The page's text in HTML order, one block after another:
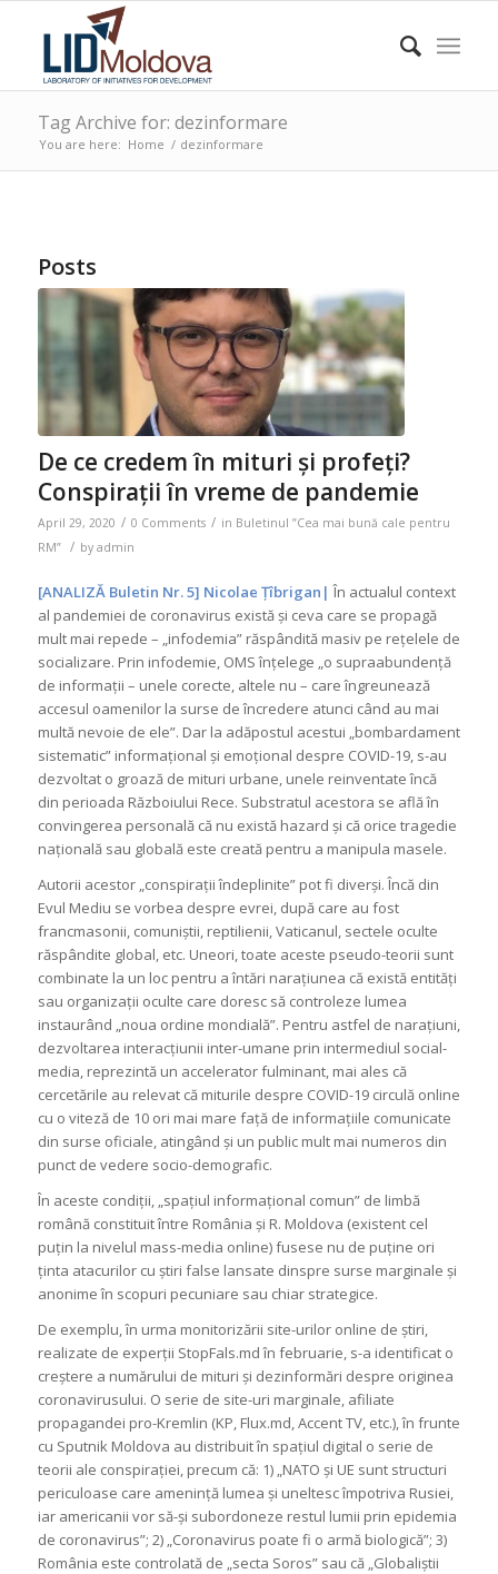
Tag Archive for: dezinformare
You are here: Home / dezinformare
Posts
De ce credem în mituri și profeți?
Conspirații în vreme de pandemie
April 29, 2020 / 0 Comments / in Buletinul ”Cea mai bună cale pentru
RM”
/ by admin
[ANALIZĂ Buletin Nr. 5] Nicolae Țîbrigan| În actualul context
al pandemiei de coronavirus există și ceva care se propagă
mult mai repede – „infodemia” răspândită masiv pe rețelele de
socializare. Prin infodemie, OMS înțelege „o supraabundență
de informații – unele corecte, altele nu – care îngreunează
accesul oamenilor la surse de încredere atunci când au mai
multă nevoie de ele”. Dar la adăpostul acestui „bombardament
sistematic” informațional și emoțional despre COVID-19, s-au
dezvoltat o groază de mituri urbane, unele reinventate încă
din perioada Războiului Rece. Substratul acestora se află în
convingerea personală că nu există hazard și că orice tragedie
națională sau globală este creată pentru a manipula masele.
Autorii acestor „conspirații îndeplinite” pot fi diverși. Încă din
Evul Mediu se vorbea despre evrei, după care au fost
francmasonii, comuniștii, reptilienii, Vaticanul, sectele oculte
răspândite global, etc. Uneori, toate aceste pseudo-teorii sunt
combinate la un loc pentru a întări narațiunea că există entități
sau organizații oculte care doresc să controleze lumea
instaurând „noua ordine mondială”. Pentru astfel de narațiuni,
dezvoltarea interacțiunii inter-umane prin intermediul social-
media, reprezintă un accelerator fulminant, mai ales că
cercetările au relevat că miturile despre COVID-19 circulă online
cu o viteză de 10 ori mai mare față de informațiile comunicate
din surse oficiale, atingând și un public mult mai numeros din
punct de vedere socio-demografic.
În aceste condiții, „spațiul informațional comun” de limbă
română constituit între România și R. Moldova (existent cel
puțin la nivelul mass-media online) fusese nu de puține ori
ținta atacurilor cu știri false lansate dinspre surse marginale și
anonime în scopuri pecuniare sau chiar strategice.
De exemplu, în urma monitorizării site-urilor online de știri,
realizate de experții StopFals.md în februarie, s-a identificat o
creștere a numărului de mituri și dezinformări despre originea
coronavirusului. O serie de site-uri marginale, afiliate
propagandei pro-Kremlin (KP, Flux.md, Accent TV, etc.), în frunte
cu Sputnik Moldova au distribuit în spațiul digital o serie de
teorii ale conspirației, precum că: 1) „NATO și UE sunt structuri
periculoase care amenință lumea și uneltesc împotriva Rusiei,
iar americanii vor să-și subordoneze restul lumii prin epidemia
de coronavirus”; 2) „Coronavirus poate fi o armă biologică”; 3)
România este controlată de „secta Soros” sau că „Globaliștii